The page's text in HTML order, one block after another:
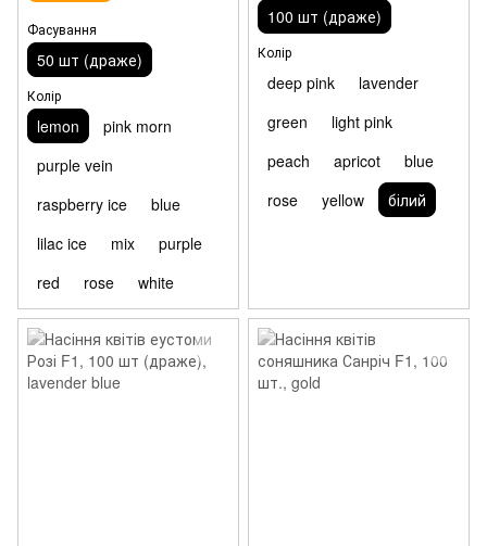
Фасування
50 шт (драже)
Колір
lemon
pink morn
purple vein
raspberry ice
blue
lilac ice
mix
purple
red
rose white
100 шт (драже)
Колір
deep pink
lavender
green
light pink
peach
apricot
blue
rose
yellow білий